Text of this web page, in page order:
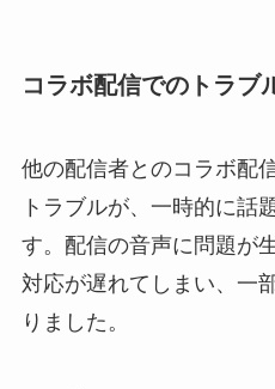
コラボ配信でのトラブ
他の配信者とのコラボ配
トラブルが、一時的に話
す。配信の音声に問題が
対応が遅れてしまい、一
りました。